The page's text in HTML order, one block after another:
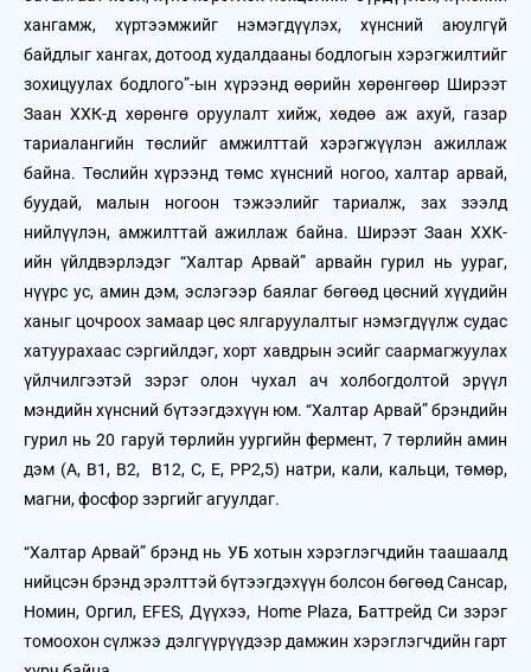
хангамж, хүртээмжийг нэмэгдүүлэх, хүнсний аюулгүй
байдлыг хангах, дотоод худалдааны бодлогын хэрэгжилтийг
зохицуулах бодлого”-ын хүрээнд өөрийн хөрөнгөөр Ширээт
Заан ХХК-д хөрөнгө оруулалт хийж, хөдөө аж ахуй, газар
тариалангийн төслийг амжилттай хэрэгжүүлэн ажиллаж
байна. Төслийн хүрээнд төмс хүнсний ногоо, халтар арвай,
буудай, малын ногоон тэжээлийг тариалж, зах зээлд
нийлүүлэн, амжилттай ажиллаж байна. Ширээт Заан ХХК-
ийн үйлдвэрлэдэг “Халтар Арвай” арвайн гурил нь уураг,
нүүрс ус, амин дэм, эслэгээр баялаг бөгөөд цөсний хүүдийн
ханыг цочроох замаар цөс ялгаруулалтыг нэмэгдүүлж судас
хатуурахаас сэргийлдэг, хорт хавдрын эсийг саармагжуулах
үйлчилгээтэй зэрэг олон чухал ач холбогдолтой эрүүл
мэндийн хүнсний бүтээгдэхүүн юм. “Халтар Арвай” брэндийн
гурил нь 20 гаруй төрлийн уургийн фермент, 7 төрлийн амин
дэм (A, B1, В2, B12, C, E, РР2,5) натри, кали, кальци, төмөр,
магни, фосфор зэргийг агуулдаг.
“Халтар Арвай” брэнд нь УБ хотын хэрэглэгчдийн таашаалд
нийцсэн брэнд эрэлттэй бүтээгдэхүүн болсон бөгөөд Сансар,
Номин, Оргил, EFES, Дүүхээ, Home Plaza, Баттрейд Си зэрэг
томоохон сүлжээ дэлгүүрүүдээр дамжин хэрэглэгчдийн гарт